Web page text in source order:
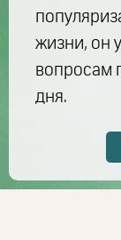
жизни, он
вопросам
дня.